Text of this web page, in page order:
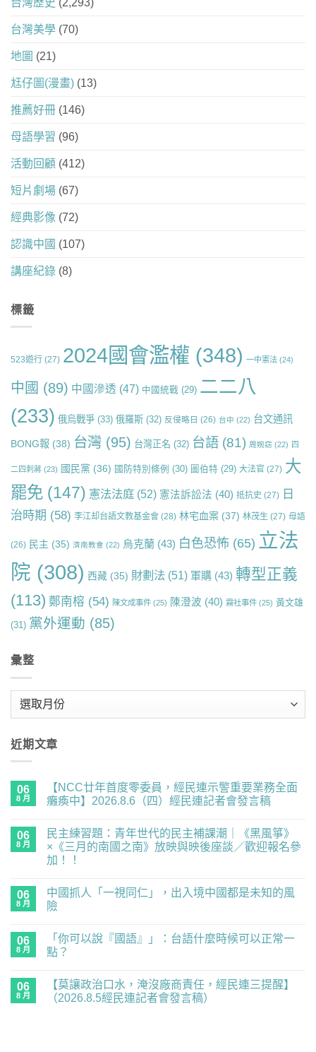
台灣美學 (70)
地圖 (21)
尪仔圖(漫畫) (13)
推薦好冊 (146)
母語學習 (96)
活動回顧 (412)
短片劇場 (67)
經典影像 (72)
認識中國 (107)
講座紀錄 (8)
標籤
523遊行 (27) 2024國會濫權 (348) 一中憲法 (24)
中國 (89) 中國滲透 (47) 中國統戰 (29) 二二八
(233) 俄烏戰爭 (33) 俄羅斯 (32) 反侵略日 (26) 台中 (22) 台文通訊
BONG報 (38) 台灣 (95) 台灣正名 (32) 台語 (81) 周婉窈 (22) 四
二四刺蔣 (23) 國民黨 (36) 國防特別條例 (30) 圖伯特 (29) 大法官 (27) 大
罷免 (147) 憲法法庭 (52) 憲法訴訟法 (40) 抵抗史 (27) 日
治時期 (58) 李江却台語文教基金會 (28) 林宅血案 (37) 林茂生 (27) 母語
(26) 民主 (35) 濟南教會 (22) 烏克蘭 (43) 白色恐怖 (65) 立法
院 (308) 西藏 (35) 財劃法 (51) 軍購 (43) 轉型正義
(113) 鄭南榕 (54) 陳文成事件 (25) 陳澄波 (40) 霧社事件 (25) 黃文雄
(31) 黨外運動 (85)
彙整
近期文章
06
8 月
【NCC廿年首度零委員，經民連示警重要業務全面
癱瘓中】2026.8.6（四）經民連記者會發言稿
廿
年
首
度
員，
經
民
要
留
言
06
8 月
民主練習題：青年世代的民主補課潮｜《黑風箏》
×《三月的南國之南》放映與映後座談／歡迎報名參
加！！
主
練
習
世
代
留
言
06
8 月
中國抓人「一視同仁」，出入境中國都是未知的風
險
抓
人
仁」，
言
06
8 月
「你可以說『國語』」：台語什麼時候可以正常一
點？
06
8 月
【莫讓政治口水，淹沒廠商責任，經民連三提醒】
（2026.8.5經民連記者會發言稿）